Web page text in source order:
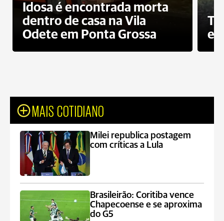
Idosa é encontrada morta
dentro de casa na Vila
Odete em Ponta Grossa
e
MAIS COTIDIANO
Milei republica postagem
com críticas a Lula
Brasileirão: Coritiba vence
Chapecoense e se aproxima
do G5